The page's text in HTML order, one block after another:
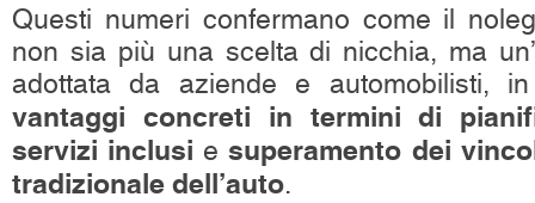
Questi numeri confermano come il
non sia più una scelta di nicchia, ma
adottata da aziende e automobilisti,
vantaggi concreti in termini di
servizi inclusi esuperamento dei
tradizionale dell’auto.